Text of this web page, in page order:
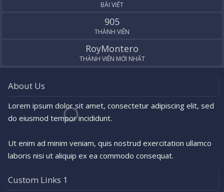
BÀI VIẾT
905
THÀNH VIÊN
RoyMontero
THÀNH VIÊN MỚI NHẤT
About Us
Lorem ipsum dolor sit amet, consectetur adipiscing elit, sed
do eiusmod tempor incididunt.
Ut enim ad minim veniam, quis nostrud exercitation ullamco
laboris nisi ut aliquip ex ea commodo consequat.
Custom Links 1